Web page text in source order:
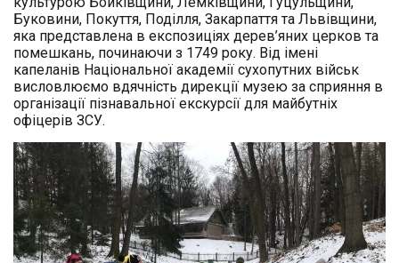
Буковини, Покуття, Поділля, Закарпаття та Львівщини,
яка представлена в експозиціях дерев’яних церков та
помешкань, починаючи з 1749 року. Від імені
капеланів Національної академії сухопутних військ
висловлюємо вдячність дирекції музею за сприяння в
організації пізнавальної екскурсії для майбутніх
офіцерів ЗСУ.